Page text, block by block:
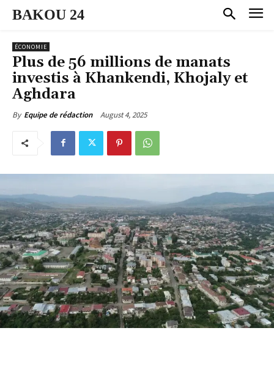
BAKOU 24
ÉCONOMIE
Plus de 56 millions de manats
investis à Khankendi, Khojaly et
Aghdara
By Equipe de rédaction August 4, 2025